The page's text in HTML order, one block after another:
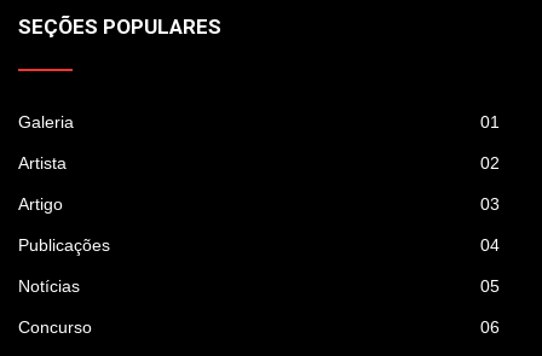
SEÇÕES POPULARES
Galeria 01
Artista 02
Artigo 03
Publicações 04
Notícias 05
Concurso 06